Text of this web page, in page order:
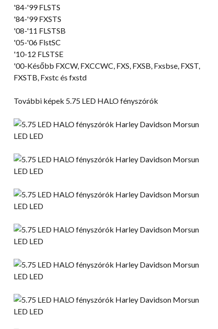
'84-'99 FLSTS
'84-'99 FXSTS
'08-'11 FLSTSB
'05-'06 FlstSC
'10-12 FLSTSE
'00-Később FXCW, FXCCWC, FXS, FXSB, Fxsbse, FXST,
FXSTB, Fxstc és fxstd
További képek 5.75 LED HALO fényszórók